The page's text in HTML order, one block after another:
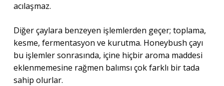
acılaşmaz.
Diğer çaylara benzeyen işlemlerden geçer; toplama,
kesme, fermentasyon ve kurutma. Honeybush çayı
bu işlemler sonrasında, içine hiçbir aroma maddesi
eklenmemesine rağmen balımsı çok farklı bir tada
sahip olurlar.